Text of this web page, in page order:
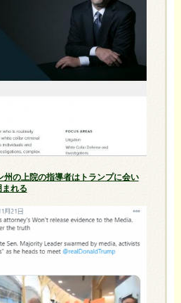
州の上院の指導者はトランプに会い
まれる